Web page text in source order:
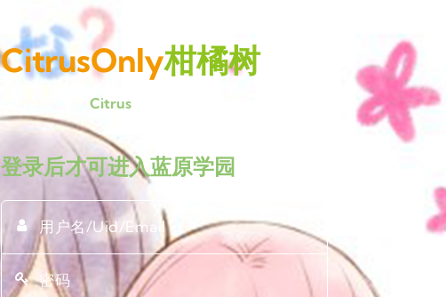
CitrusOnly柑橘树
Citrus
登录后才可进入蓝原学园